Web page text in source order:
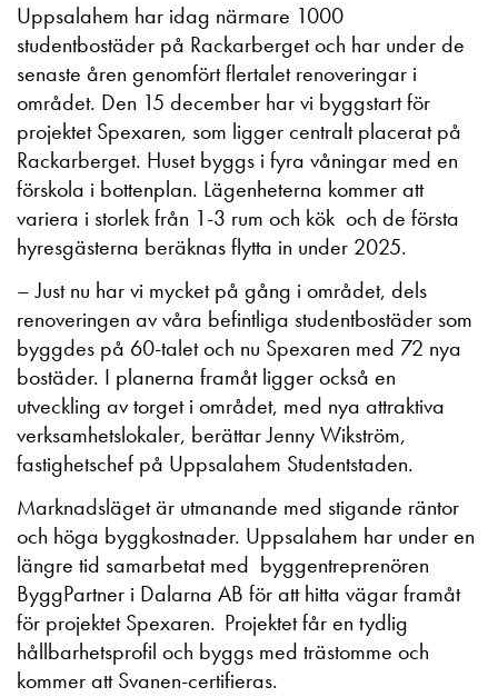
Uppsalahem har idag närmare 1000
studentbostäder på Rackarberget och har under de
senaste åren genomfört flertalet renoveringar i
området. Den 15 december har vi byggstart för
projektet Spexaren, som ligger centralt placerat på
Rackarberget. Huset byggs i fyra våningar med en
förskola i bottenplan. Lägenheterna kommer att
variera i storlek från 1-3 rum och kök och de första
hyresgästerna beräknas flytta in under 2025.
– Just nu har vi mycket på gång i området, dels
renoveringen av våra befintliga studentbostäder som
byggdes på 60-talet och nu Spexaren med 72 nya
bostäder. I planerna framåt ligger också en
utveckling av torget i området, med nya attraktiva
verksamhetslokaler, berättar Jenny Wikström,
fastighetschef på Uppsalahem Studentstaden.
Marknadsläget är utmanande med stigande räntor
och höga byggkostnader. Uppsalahem har under en
längre tid samarbetat med byggentreprenören
ByggPartner i Dalarna AB för att hitta vägar framåt
för projektet Spexaren. Projektet får en tydlig
hållbarhetsprofil och byggs med trästomme och
kommer att Svanen-certifieras.